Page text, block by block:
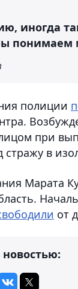
иногда
понимаем
полиции
при
стражу в
Марата
от